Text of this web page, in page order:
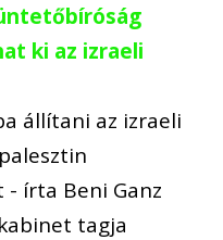
ki az izraeli
állítani az izraeli
írta Beni Ganz
tagja